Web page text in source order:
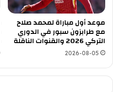
موعد أول مباراة لمحمد صلاح
مع طرابزون سبور في الدوري
التركي 2026 والقنوات الناقلة
2026-08-05